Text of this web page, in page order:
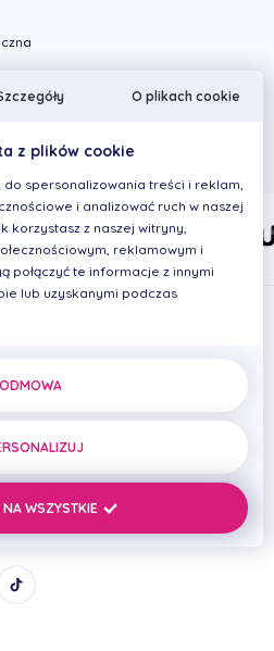
NIP: 8133005093
REGON: 690669384
O plikach cookie
z plików cookie
spersonalizowania treści i reklam,
i analizować ruch w naszej
korzystasz z naszej witryny,
reklamowym i
połączyć te informacje z innymi
lub uzyskanymi podczas
ODMOWA
WSZYSTKIE